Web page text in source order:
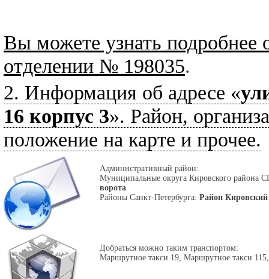
Вы можете узнать подробнее
отделении № 198035.
2. Информация об адресе «
16 корпус 3». Район,
положение на карте и прочее.
Административный район:
Муниципальные округа Кировского района
ворота
Районы Санкт-Петербурга: Район Кировский
Добраться можно таким транспортом:
Маршрутное такси 19, Маршрутное такси